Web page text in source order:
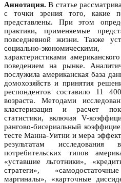
Аннотация. В статье
с точки зрения того, какие
представлены. При этом
практики, применяемые
повседневной жизни. Также
социально-экономическими,
характеристиками
поведением на рынке.
послужила американская база
домохозяйств и принятия
респондентов составило 11
возраста. Методами
кластеризация и расчет
статистики, включая V-
рангово-бисериальный
тесте Манна-Уитни и мера
результатам
потребительских типов
«уставшие льготники»,
стратеги»,
маргиналы», «карточные